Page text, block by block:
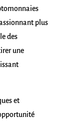
plus
des
une
et